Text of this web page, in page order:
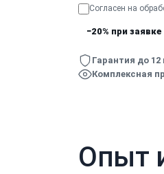
Согласен на
−20% при
Гарантия до 12
Комплексная
Опыт